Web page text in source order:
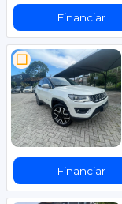
Financiar
Financiar